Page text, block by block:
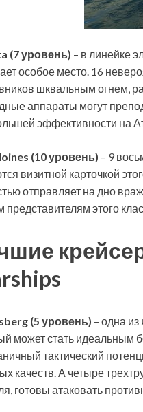
(7 уровень) – в линейке
особое место. 16
шквальным огнем,
аппараты могут
эффективности на
(10 уровень) – 9
визитной карточкой
отправляет на дно
представителям этого
(5 уровень) – одна
может стать идеальным
тактический
качеств. А четыре
готовы атаковать